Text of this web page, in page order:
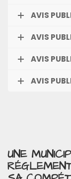
AVIS
AVIS
AVIS
AVIS
UNE